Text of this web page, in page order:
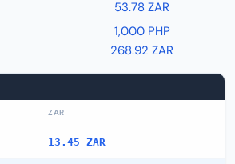
53.78 ZAR
1,000 PHP
268.92 ZAR
ZAR
13.45 ZAR